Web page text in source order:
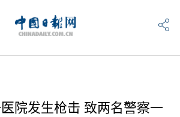
院发生枪击 致两名警察一